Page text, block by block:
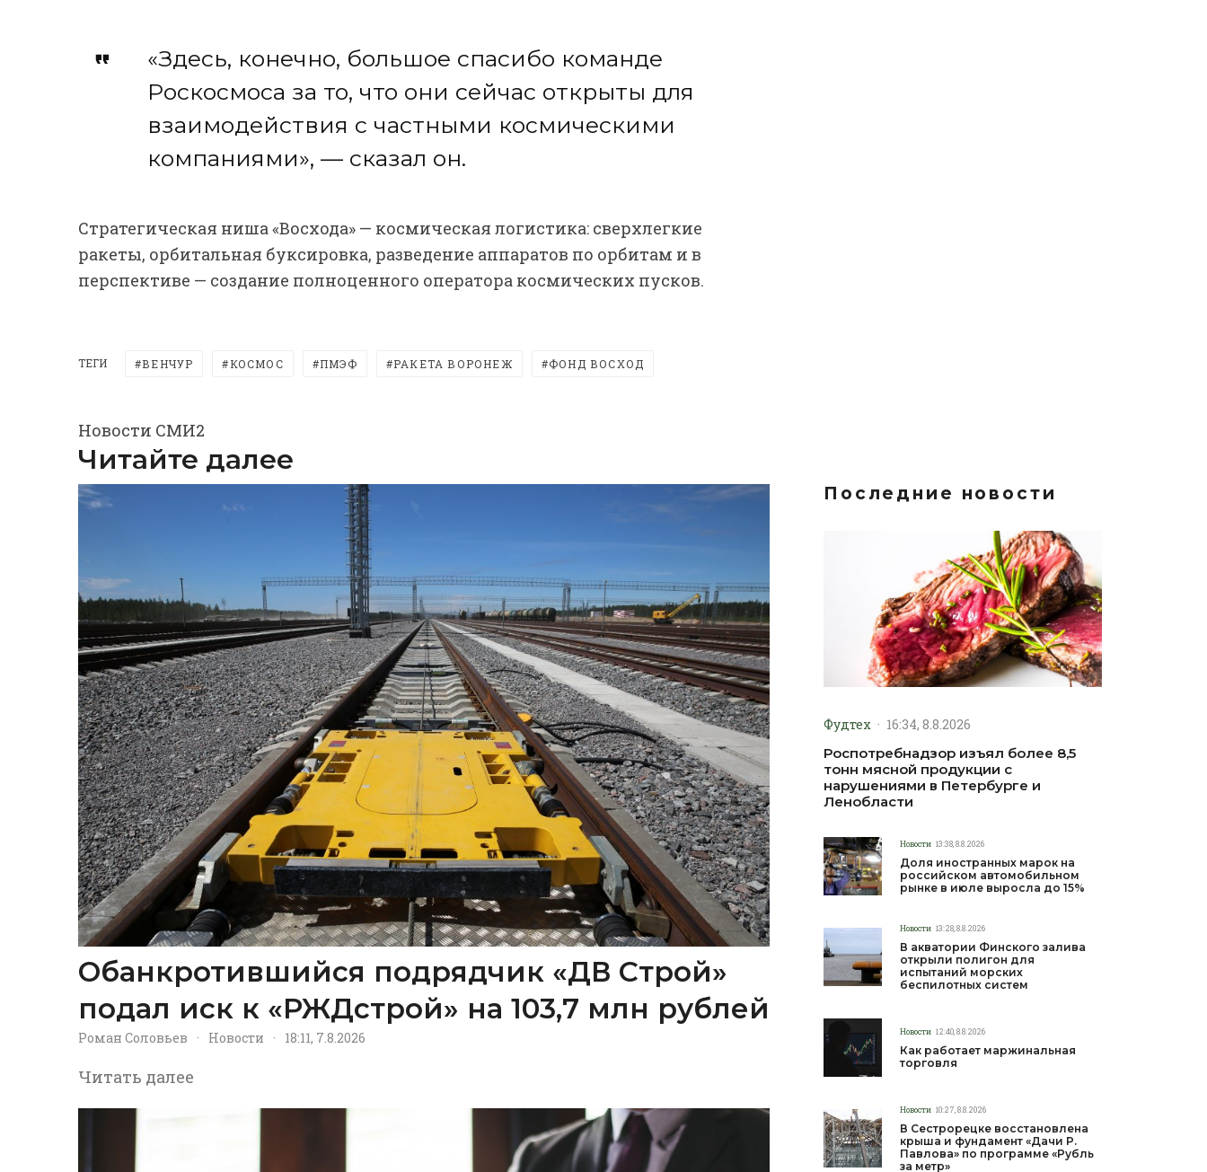
«Здесь, конечно, большое спасибо команде
Роскосмоса за то, что они сейчас открыты для
взаимодействия с частными космическими
компаниями», — сказал он.
Стратегическая ниша «Восхода» — космическая логистика: сверхлегкие
ракеты, орбитальная буксировка, разведение аппаратов по орбитам и в
перспективе — создание полноценного оператора космических пусков.
ТЕГИ ВЕНЧУР КОСМОС ПМЭФ РАКЕТА ВОРОНЕЖ ФОНД ВОСХОД
Новости СМИ2
Читайте далее
Обанкротившийся подрядчик «ДВ Строй»
подал иск к «РЖДстрой» на 103,7 млн рублей
Роман Соловьев · Новости · 18:11, 7.8.2026
Читать далее
Последние новости
Фудтех · 16:34, 8.8.2026
Роспотребнадзор изъял более 8,5
тонн мясной продукции с
нарушениями в Петербурге и
Ленобласти
Новости 13:38, 8.8.2026
Доля иностранных марок на
российском автомобильном
рынке в июле выросла до 15%
Новости 13:28, 8.8.2026
В акватории Финского залива
открыли полигон для
испытаний морских
беспилотных систем
Новости 12:40, 8.8.2026
Как работает маржинальная
торговля
Новости 10:27, 8.8.2026
В Сестрорецке восстановлена
крыша и фундамент «Дачи Р.
Павлова» по программе «Рубль
за метр»